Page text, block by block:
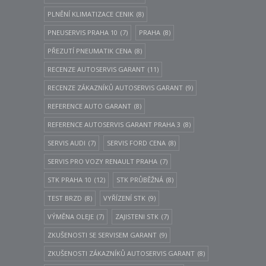
PLNĚNÍ KLIMATIZACE CENIK (8)
PNEUSERVIS PRAHA 10 (7) PRAHA (8)
PŘEZUTÍ PNEUMATIK CENA (8)
RECENZE AUTOSERVIS GARANT (11)
RECENZE ZÁKAZNÍKŮ AUTOSERVIS GARANT (9)
REFERENCE AUTO GARANT (8)
REFERENCE AUTOSERVIS GARANT PRAHA 3 (8)
SERVIS AUDI (7) SERVIS FORD CENA (8)
SERVIS PRO VOZY RENAULT PRAHA (7)
STK PRAHA 10 (12) STK PRŮBĚŽNÁ (8)
TEST BRZD (8) VYŘÍZENÍ STK (9)
VÝMĚNA OLEJE (7) ZAJISTENI STK (7)
ZKUŠENOSTI SE SERVISEM GARANT (9)
ZKUŠENOSTI ZÁKAZNÍKŮ AUTOSERVIS GARANT (8)